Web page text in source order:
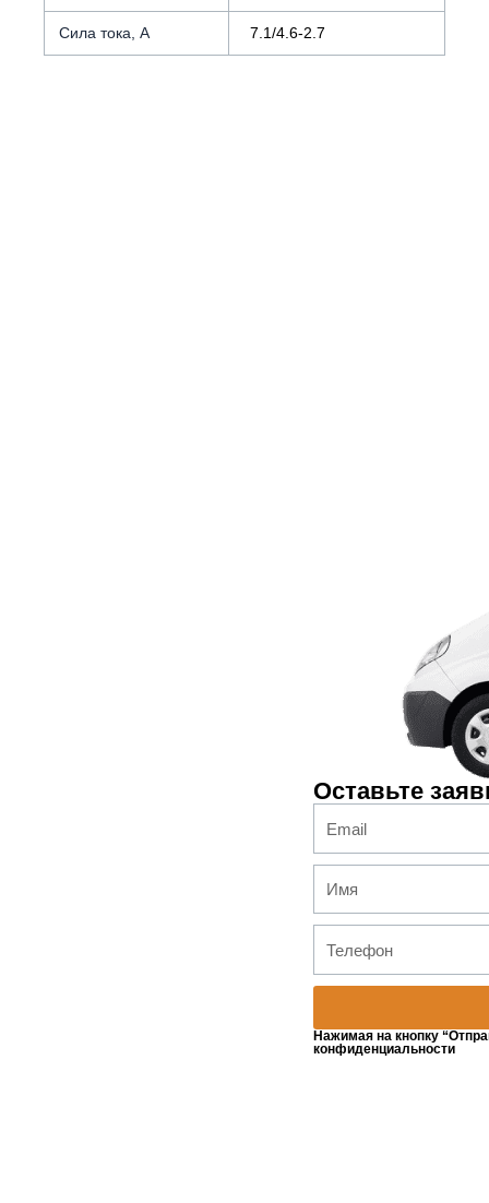
Сила тока, А 7.1/4.6-2.7
Оставьте
Нажимая на кнопку
конфиденциальности